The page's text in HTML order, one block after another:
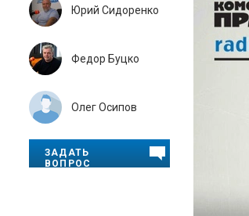
Юрий Сидоренко
Федор Буцко
Олег Осипов
ЗАДАТЬ
ВОПРОС